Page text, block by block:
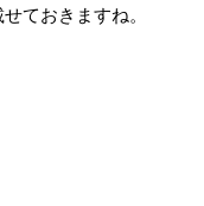
ておきますね。